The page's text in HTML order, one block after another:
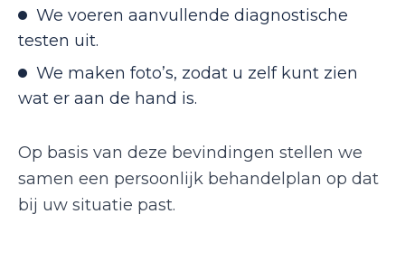
We voeren aanvullende diagnostische
testen uit.
We maken foto’s, zodat u zelf kunt zien
wat er aan de hand is.
Op basis van deze bevindingen stellen we
samen een persoonlijk behandelplan op dat
bij uw situatie past.